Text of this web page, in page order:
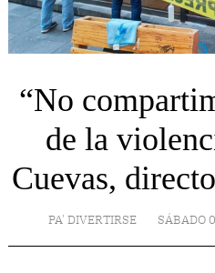
“No
de la
Cuevas,
PA' DIVERTIRSE SÁBADO